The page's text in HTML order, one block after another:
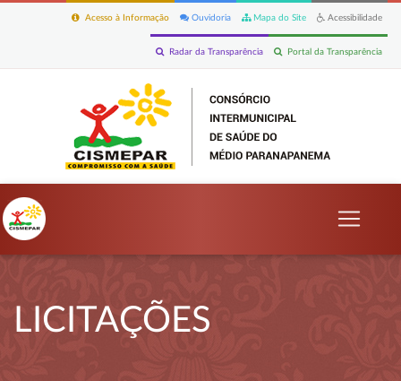
Acessibilidade
Mapa do Site
Ouvidoria
Acesso à Informação
Portal da Transparência
Radar da Transparência
LICITAÇÕES